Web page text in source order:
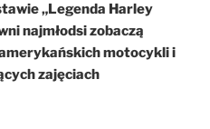
„Legenda Harley
najmłodsi zobaczą
motocykli i
zajęciach